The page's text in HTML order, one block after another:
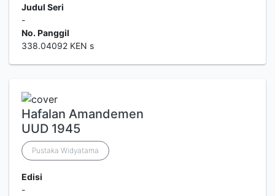
Judul Seri
-
No. Panggil
338.04092 KEN s
Hafalan Amandemen
UUD 1945
Pustaka Widyatama
Edisi
-